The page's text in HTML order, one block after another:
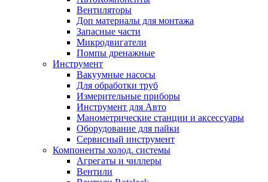
Вентиляторы
Доп материалы для монтажа
Запасные части
Микродвигатели
Помпы дренажные
Инструмент
Вакуумные насосы
Для обработки труб
Измерительные приборы
Инструмент для Авто
Манометрические станции и аксессуары
Оборудование для пайки
Сервисный инструмент
Компоненты холод. системы
Агрегаты и чиллеры
Вентили